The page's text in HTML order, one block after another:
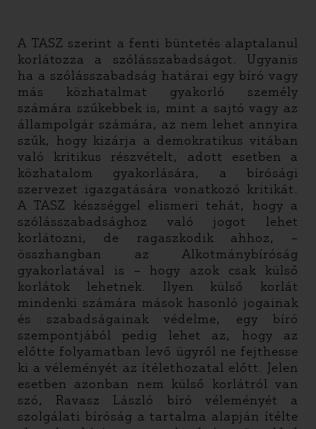
A TASZ szerint a fenti büntetés alaptalanul
korlátozza a szólásszabadságot. Ugyanis
ha a szólásszabadság határai egy bíró vagy
más közhatalmat gyakorló személy
számára szűkebbek is, mint a sajtó vagy az
állampolgár számára, az nem lehet annyira
szűk, hogy kizárja a demokratikus vitában
való kritikus részvételt, adott esetben a
közhatalom gyakorlására, a bírósági
szervezet igazgatására vonatkozó kritikát.
A TASZ készséggel elismeri tehát, hogy a
szólásszabadsághoz való jogot lehet
korlátozni, de ragaszkodik ahhoz, –
összhangban az Alkotmánybíróság
gyakorlatával is – hogy azok csak külső
korlátok lehetnek. Ilyen külső korlát
mindenki számára mások hasonló jogainak
és szabadságainak védelme, egy bíró
szempontjából pedig lehet az, hogy az
előtte folyamatban levő ügyről ne fejthesse
ki a véleményét az ítélethozatal előtt. Jelen
esetben azonban nem külső korlátról van
szó, Ravasz László bíró véleményét a
szolgálati bíróság a tartalma alapján ítélte